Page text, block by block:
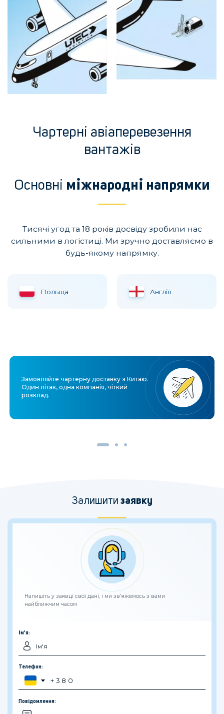
Чартерні авіаперевезення
вантажів
Основні міжнародні напрямки
Тисячі угод та 18 років досвіду зробили нас
сильними в логістиці. Ми зручно доставляємо в
будь-якому напрямку.
Польща Англія
Замовляйте чартерну доставку з Китаю.
Один літак, одна компанія, чіткий
розклад.
Залишити заявку
Напишіть у заявці свої дані, і ми зв'яжемось з вами
найближчим часом
Ім'я:
Телефон:
Повідомлення: